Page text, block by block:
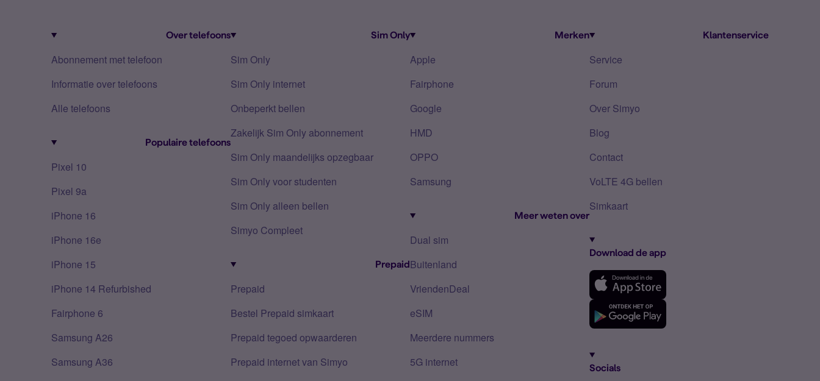
Over telefoons
Abonnement met telefoon
Informatie over telefoons
Alle telefoons
Populaire telefoons
Pixel 10
Pixel 9a
iPhone 16
iPhone 16e
iPhone 15
iPhone 14 Refurbished
Fairphone 6
Samsung A26
Samsung A36
Sim Only
Sim Only
Sim Only internet
Onbeperkt bellen
Zakelijk Sim Only abonnement
Sim Only maandelijks opzegbaar
Sim Only voor studenten
Sim Only alleen bellen
Simyo Compleet
Prepaid
Prepaid
Bestel Prepaid simkaart
Prepaid tegoed opwaarderen
Prepaid internet van Simyo
Merken
Apple
Fairphone
Google
HMD
OPPO
Samsung
Meer weten over
Dual sim
Buitenland
VriendenDeal
eSIM
Meerdere nummers
5G internet
Klantenservice
Service
Forum
Over Simyo
Blog
Contact
VoLTE 4G bellen
Simkaart
Download de app
Socials